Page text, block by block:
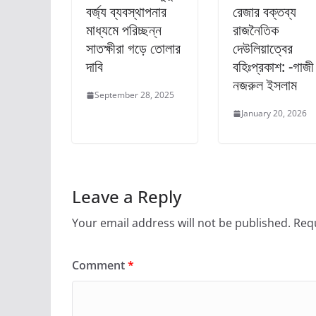
বর্জ্য ব্যবস্থাপনার
মাধ্যমে পরিচ্ছন্ন
সাতক্ষীরা গড়ে তোলার
দাবি
September 28, 2025
রেজার বক্তব্য
রাজনৈতিক
দেউলিয়াত্বের
বহিঃপ্রকাশ: -গাজী
নজরুল ইসলাম
January 20, 2026
Leave a Reply
Your email address will not be published.
Comment*